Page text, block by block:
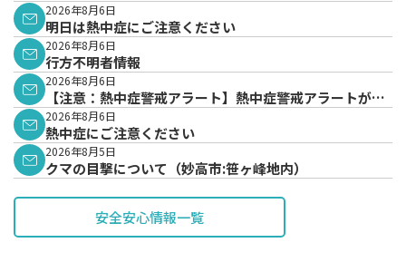
2026年8月6日
明日は熱中症にご注意ください
2026年8月6日
行方不明者情報
2026年8月6日
【注意：熱中症警戒アラート】熱中症警戒アラートが発
表されています。
2026年8月6日
熱中症にご注意ください
2026年8月5日
クマの目撃について（妙高市:笹ヶ峰地内）
安全安心情報一覧